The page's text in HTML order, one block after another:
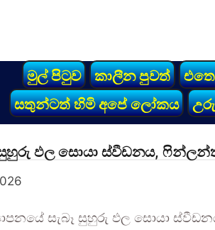
මුල් පිටුව කාලීන පුවත්
සතුන්ටත් හිමි අපේ ලෝකය
සුහුරු ඵල සොයා ස්වීඩනය,